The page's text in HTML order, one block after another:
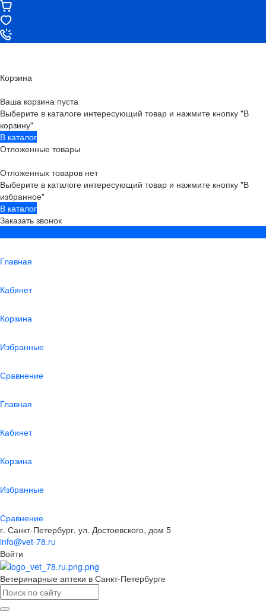
Корзина
Ваша корзина пуста
Выберите в каталоге интересующий товар и нажмите кнопку "В
корзину"
В каталог
Отложенные товары
Отложенных товаров нет
Выберите в каталоге интересующий товар и нажмите кнопку "В
избранное"
В каталог
Заказать звонок
Главная
Кабинет
Корзина
Избранные
Сравнение
Главная
Кабинет
Корзина
Избранные
Сравнение
г. Санкт-Петербург, ул. Достоевского, дом 5
info@vet-78.ru
Войти
Ветеринарные аптеки в Санкт-Петербурге